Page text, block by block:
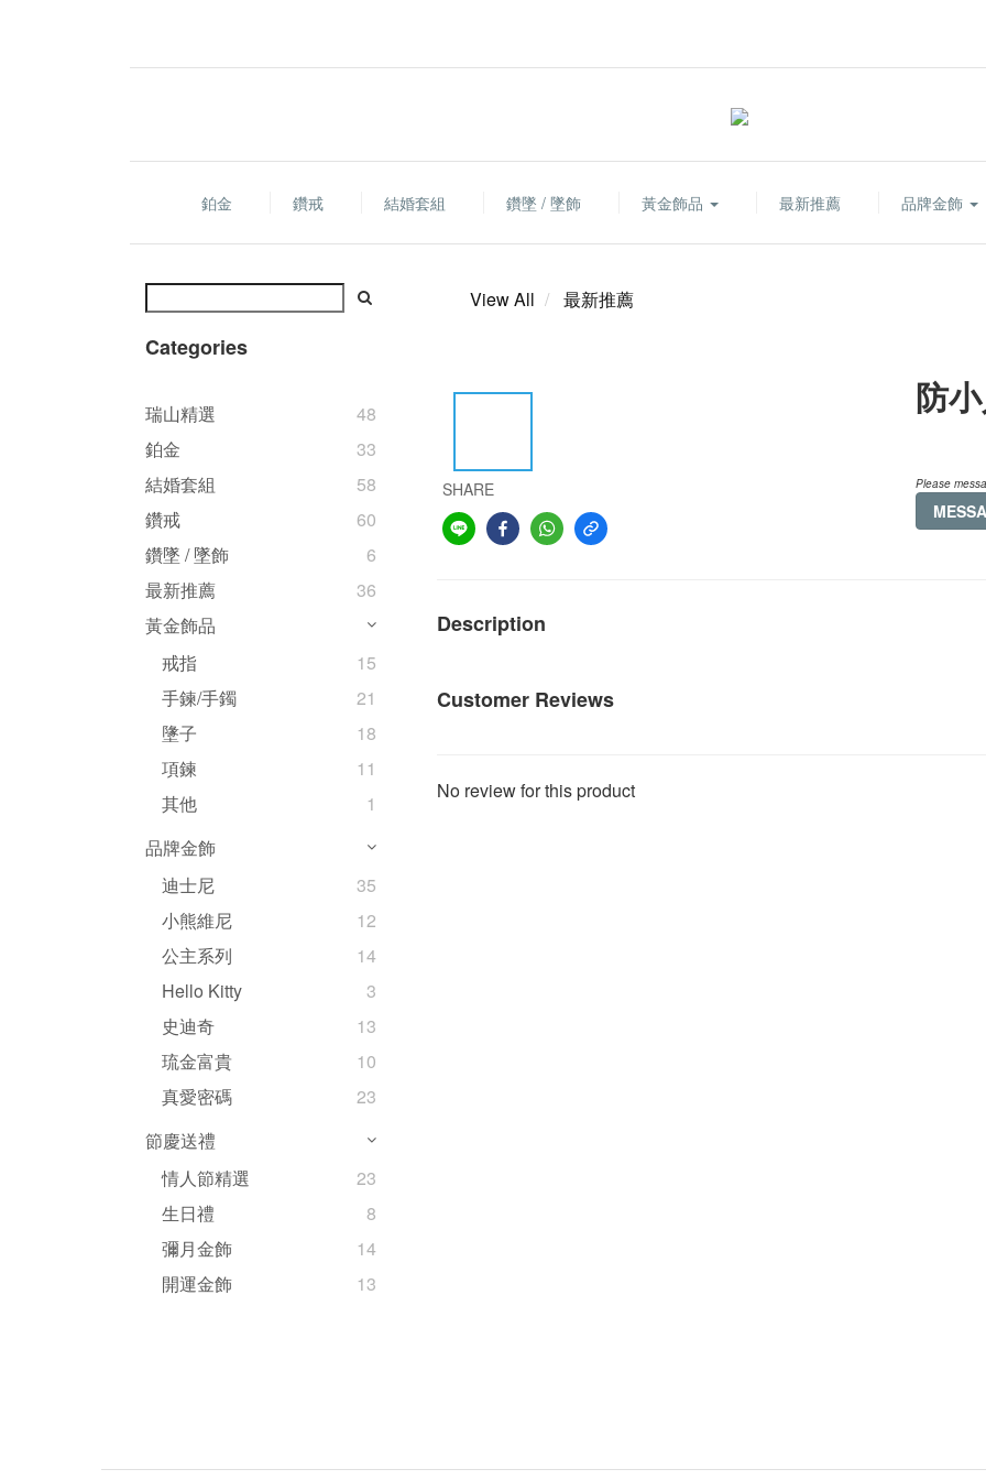
鉑金 鑽戒 結婚套組 鑽墜 / 墜飾 黃金飾品 最新推薦 品牌金飾
Categories
瑞山精選
48
鉑金
33
結婚套組
58
鑽戒
60
鑽墜 / 墜飾
6
最新推薦
36
黃金飾品
戒指
15
手鍊/手鐲
21
墬子
18
項鍊
11
其他
1
品牌金飾
迪士尼
35
小熊維尼
12
公主系列
14
Hello Kitty
3
史迪奇
13
琉金富貴
10
真愛密碼
23
節慶送禮
情人節精選
23
生日禮
8
彌月金飾
14
開運金飾
13
View All 最新推薦
SHARE
防
Please
Description
Customer Reviews
No review for this product